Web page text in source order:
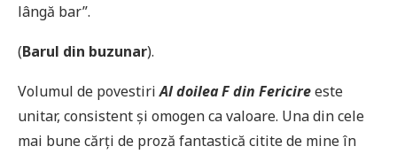
lângă bar”.
(Barul din buzunar).
Volumul de povestiriAl doilea F din Fericireeste
unitar, consistent și omogen ca valoare. Una din cele
mai bune cărți de proză fantastică citite de mine în